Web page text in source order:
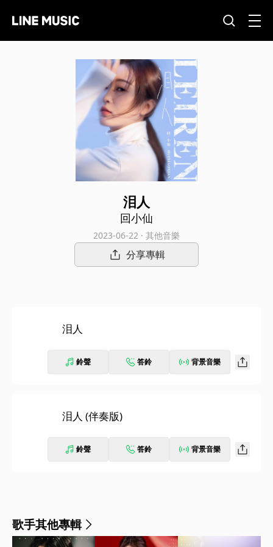
泪人
回小仙
2023-06-22 · 其他音樂
分享專輯
泪人
鈴聲 答鈴 背景音樂
泪人 (伴奏版)
鈴聲 答鈴 背景音樂
歌手其他專輯